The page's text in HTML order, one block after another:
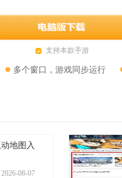
支持本款手游
多个窗口，游戏同步运行
地图入
2026-08-07